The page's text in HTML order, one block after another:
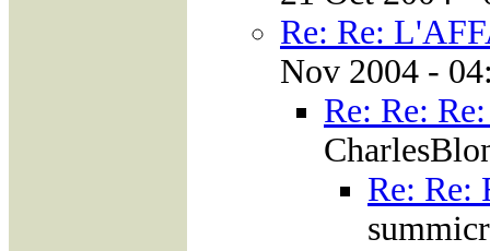
Re: Re:
Nov 2004 -
Re: Re:
Re: Re: